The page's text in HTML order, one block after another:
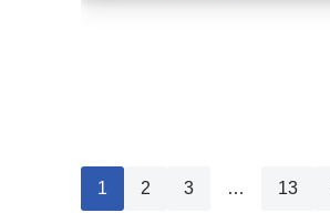
1 2 3 … 13